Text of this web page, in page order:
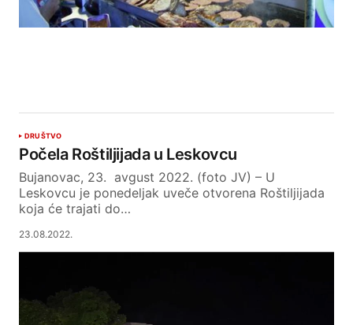
DRUŠTVO
Počela Roštiljijada u Leskovcu
Bujanovac, 23. avgust 2022. (foto JV) – U
Leskovcu je ponedeljak uveče otvorena Roštiljijada
koja će trajati do…
23.08.2022.